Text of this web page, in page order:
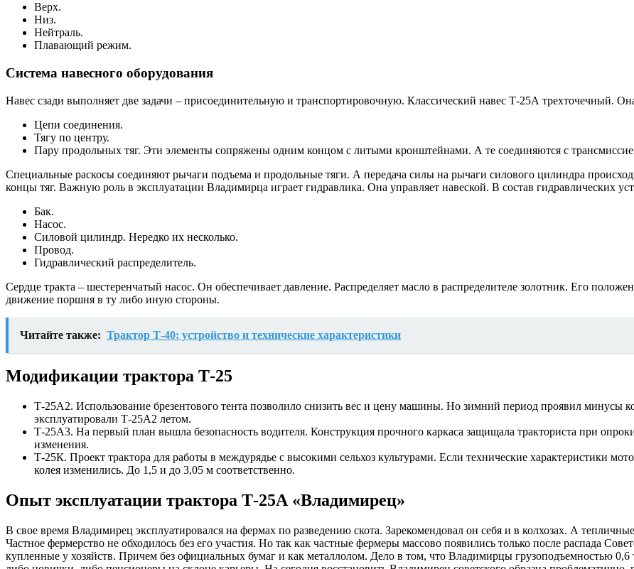
Верх.
Низ.
Нейтраль.
Плавающий режим.
Система навесного оборудования
Навес сзади выполняет две задачи – присоединительную и транспортировочную. Классический навес Т-25А трехточечный.
Цепи соединения.
Тягу по центру.
Пару продольных тяг. Эти элементы сопряжены одним концом с литыми кронштейнами. А те соединяются с
Специальные раскосы соединяют рычаги подъема и продольные тяги. А передача силы на рычаги силового цилиндра
концы тяг. Важную роль в эксплуатации Владимирца играет гидравлика. Она управляет навеской. В состав гидравлических
Бак.
Насос.
Силовой цилиндр. Нередко их несколько.
Провод.
Гидравлический распределитель.
Сердце тракта – шестеренчатый насос. Он обеспечивает давление. Распределяет масло в распределителе золотник. Его
движение поршня в ту либо иную стороны.
Читайте также: Трактор Т-40: устройство и технические характеристики
Модификации трактора Т-25
Т-25А2. Использование брезентового тента позволило снизить вес и цену машины. Но зимний период проявил минусы
эксплуатировали Т-25А2 летом.
Т-25А3. На первый план вышла безопасность водителя. Конструкция прочного каркаса защищала тракториста при
изменения.
Т-25К. Проект трактора для работы в междурядье с высокими сельхоз культурами. Если технические характеристики
колея изменились. До 1,5 и до 3,05 м соответственно.
Опыт эксплуатации трактора Т-25А «Владимирец»
В свое время Владимирец эксплуатировался на фермах по разведению скота. Зарекомендовал он себя и в колхозах. А
Частное фермерство не обходилось без его участия. Но так как частные фермеры массово появились только после распада
купленные у хозяйств. Причем без официальных бумаг и как металлолом. Дело в том, что Владимирцы грузоподъемностью